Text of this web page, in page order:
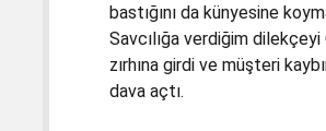
bastığını da künyesine
Savcılığa verdiğim
zırhına girdi ve müşteri
dava açtı.